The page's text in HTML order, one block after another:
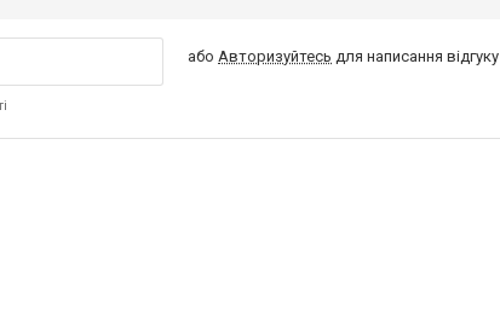
абоАвторизуйтесь для написання відгуку